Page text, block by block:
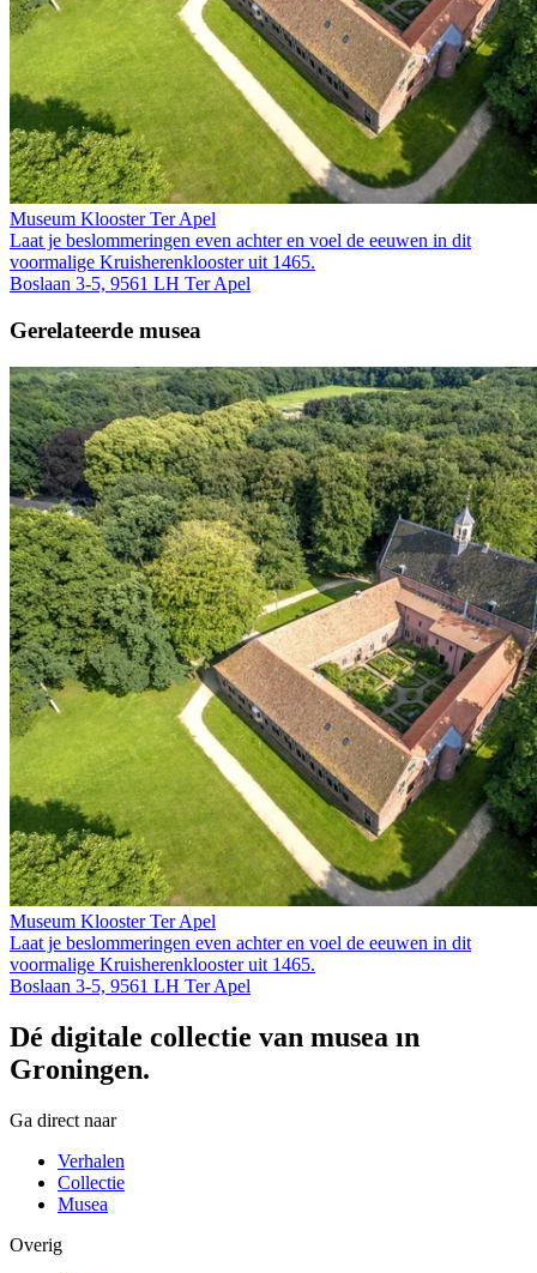
Museum Klooster Ter Apel
Laat je beslommeringen even achter en voel de eeuwen in dit
voormalige Kruis­heren­klooster uit 1465.
Boslaan 3-5, 9561 LH Ter Apel
Gerelateerde musea
Museum Klooster Ter Apel
Laat je beslommeringen even achter en voel de eeuwen in dit
voormalige Kruis­heren­klooster uit 1465.
Boslaan 3-5, 9561 LH Ter Apel
Dé digitale collectie van musea in
Groningen.
Ga direct naar
Verhalen
Collectie
Musea
Overig